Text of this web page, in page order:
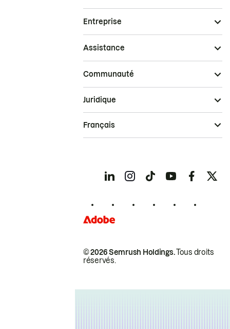
Entreprise
Assistance
Communauté
© 2026 Semrush Holdings.Tous droits
réservés.
Juridique
Français